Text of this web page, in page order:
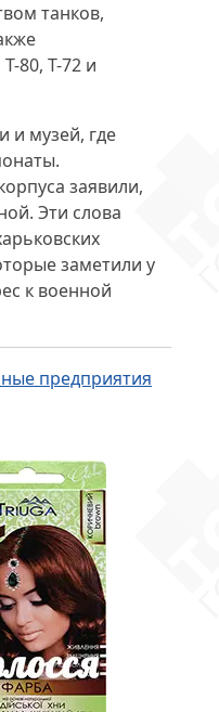
танков,
80, Т-72 и
и музей, где
заявили,
Эти слова
заметили у
к военной
предприятия